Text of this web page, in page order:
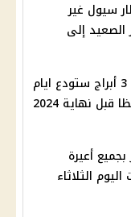
سيول غير
إلى
ضربة حظ في انتظارك ... 3 أبراج ستودع ايام
نهاية 2024
بجميع أعيرة
الثلاثاء